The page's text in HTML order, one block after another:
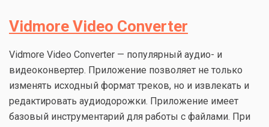
Vidmore Video Converter
Vidmore Video Converter — популярный аудио- и
видеоконвертер. Приложение позволяет не только
изменять исходный формат треков, но и извлекать и
редактировать аудиодорожки. Приложение имеет
базовый инструментарий для работы с файлами. При